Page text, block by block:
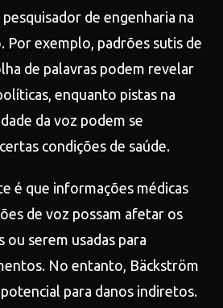
de engenharia na
Por exemplo, padrões sutis de
de palavras podem revelar
enquanto pistas na
da voz podem se
condições de saúde.
é que informações médicas
de voz possam afetar os
ou serem usadas para
No entanto, Bäckström
para danos indiretos.